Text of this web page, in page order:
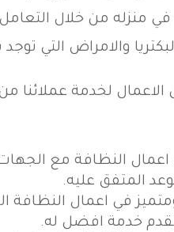
في منزله من خلال
والامراض التي توجد
لخدمة عملائنا
النظافة مع
المتفق عليه.
في اعمال النظافة
خدمة افضل له.